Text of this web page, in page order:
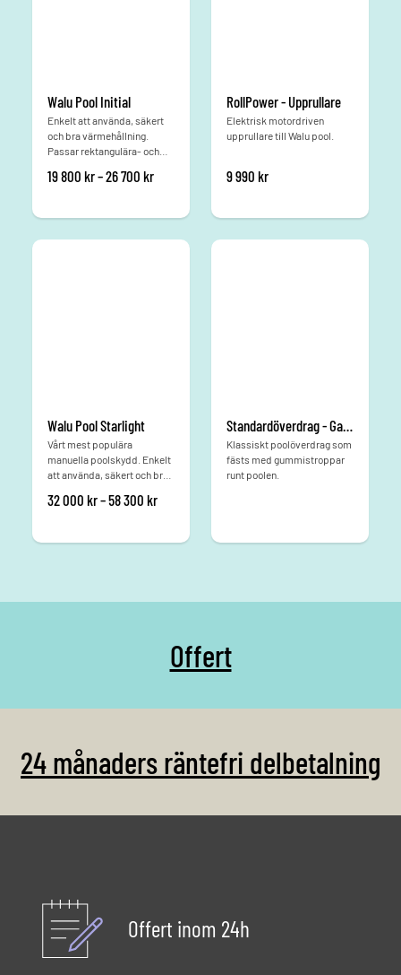
Walu Pool Initial
Enkelt att använda, säkert
och bra värmehållning.
Passar rektangulära- och
19 800 kr–26 700 krPrisintervall: 19 800 kr till 26 700 kr
RollPower - Upprullare
Elektrisk motordriven
upprullare till Walu pool.
9 990 kr
Walu Pool Starlight
Vårt mest populära
manuella poolskydd. Enkelt
att använda, säkert och bra
32 000 kr–58 300 krPrisintervall: 32 000 kr till 58 300 kr
Standardöverdrag - Gardenpool
Klassiskt poolöverdrag som
fästs med gummistroppar
runt poolen.
Offert
24 månaders räntefri delbetalning
Offert inom 24h